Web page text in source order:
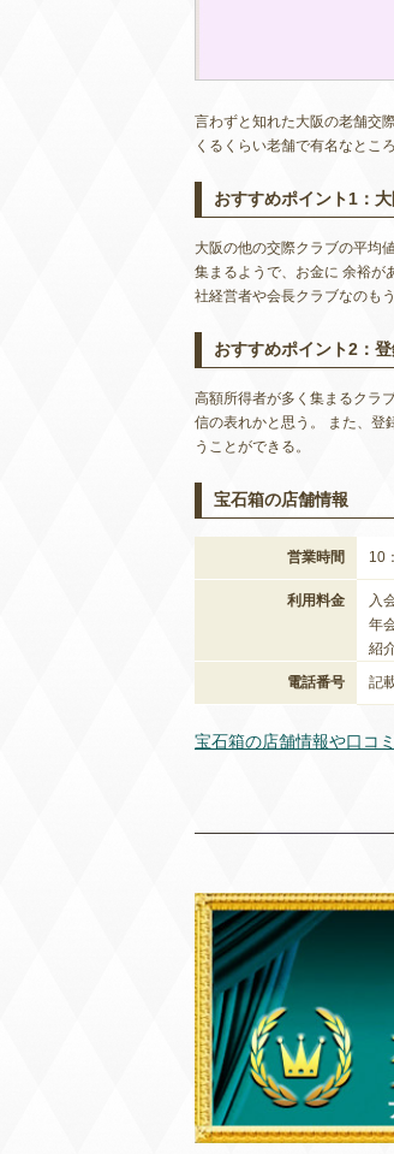
言わずと知れた大阪の老舗交
くるくらい老舗で有名なとこ
おすすめポイント1：
大阪の他の交際クラブの平均
集まるようで、お金に 余裕が
社経営者や会長クラブなのも
おすすめポイント2：
高額所得者が多く集まるクラ
信の表れかと思う。 また、登
うことができる。
宝石箱の店舗情報
営業時間 10
利用料金
入
年
紹
電話番号
記
宝石箱の店舗情報や口コ